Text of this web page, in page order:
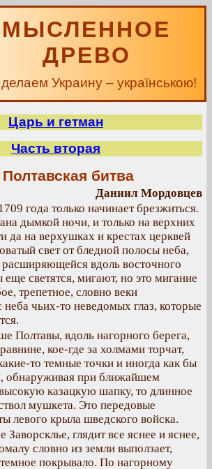
МЫСЛЕННОЕ
ДРЕВО
Украину – українською!
Царь и гетман
Часть вторая
Полтавская битва
Даниил Мордовцев
года только начинает брезжиться.
дымкой ночи, и только на верхних
да на верхушках и крестах церквей
свет от бледной полосы неба,
расширяющейся вдоль восточного
еще светятся, мигают, но это мигание
трепетное, словно веки
чьих-то неведомых глаз, которые
Полтавы, вдоль нагорного берега,
кое-где за холмами торчат,
то темные точки и иногда как бы
обнаруживая при ближайшем
казацкую шапку, то длинное
мушкета. Это передовые
левого крыла шведского войска.
Заворсклье, глядит все яснее и яснее,
словно из земли выползает,
покрывало. По нагорному